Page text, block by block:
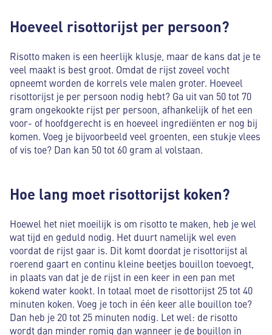
Hoeveel risottorijst per persoon?
Risotto maken is een heerlijk klusje, maar de kans dat je te
veel maakt is best groot. Omdat de rijst zoveel vocht
opneemt worden de korrels vele malen groter. Hoeveel
risottorijst je per persoon nodig hebt? Ga uit van 50 tot 70
gram ongekookte rijst per persoon, afhankelijk of het een
voor- of hoofdgerecht is en hoeveel ingrediënten er nog bij
komen. Voeg je bijvoorbeeld veel groenten, een stukje vlees
of vis toe? Dan kan 50 tot 60 gram al volstaan.
Hoe lang moet risottorijst koken?
Hoewel het niet moeilijk is om risotto te maken, heb je wel
wat tijd en geduld nodig. Het duurt namelijk wel even
voordat de rijst gaar is. Dit komt doordat je risottorijst al
roerend gaart en continu kleine beetjes bouillon toevoegt,
in plaats van dat je de rijst in een keer in een pan met
kokend water kookt. In totaal moet de risottorijst 25 tot 40
minuten koken. Voeg je toch in één keer alle bouillon toe?
Dan heb je 20 tot 25 minuten nodig. Let wel: de risotto
wordt dan minder romig dan wanneer je de bouillon in